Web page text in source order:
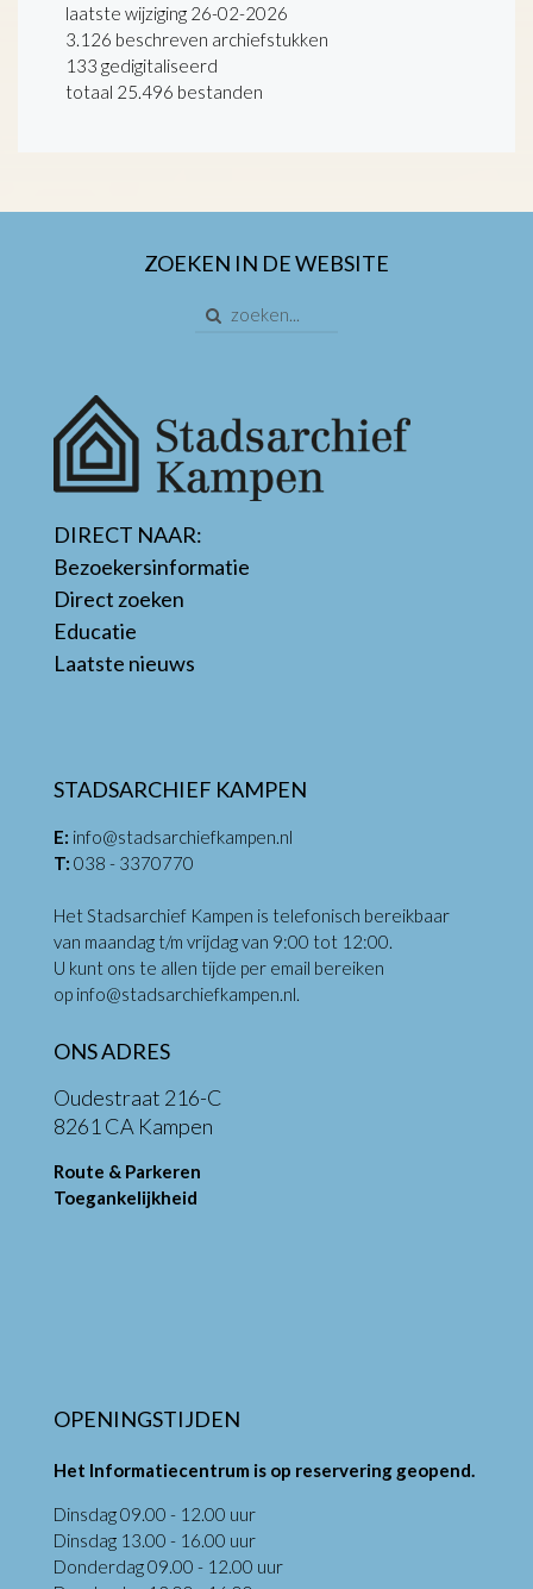
laatste wijziging 26-02-2026
3.126 beschreven archiefstukken
133 gedigitaliseerd
totaal 25.496 bestanden
ZOEKEN IN DE WEBSITE
DIRECT NAAR:
Bezoekersinformatie
Direct zoeken
Educatie
Laatste nieuws
STADSARCHIEF KAMPEN
E: info@stadsarchiefkampen.nl
T: 038 - 3370770
Het Stadsarchief Kampen is telefonisch bereikbaar
van maandag t/m vrijdag van 9:00 tot 12:00.
U kunt ons te allen tijde per email bereiken
op info@stadsarchiefkampen.nl.
ONS ADRES
Oudestraat 216-C
8261 CA Kampen
Route & Parkeren
Toegankelijkheid
OPENINGSTIJDEN
Het Informatiecentrum is op reservering geopend.
Dinsdag 09.00 - 12.00 uur
Dinsdag 13.00 - 16.00 uur
Donderdag 09.00 - 12.00 uur